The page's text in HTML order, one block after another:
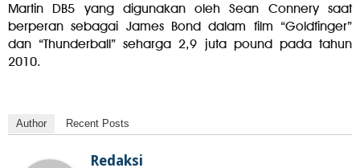
Martin DB5 yang digunakan oleh Sean Connery saat
berperan sebagai James Bond dalam film “Goldfinger”
dan “Thunderball” seharga 2,9 juta pound pada tahun
2010.
Author Recent Posts
Redaksi